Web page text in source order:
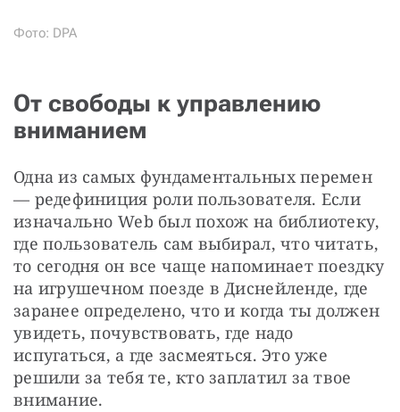
Фото: DPA
От свободы к управлению
вниманием
Одна из самых фундаментальных перемен
— редефиниция роли пользователя. Если
изначально Web был похож на библиотеку,
где пользователь сам выбирал, что читать,
то сегодня он все чаще напоминает поездку
на игрушечном поезде в Диснейленде, где
заранее определено, что и когда ты должен
увидеть, почувствовать, где надо
испугаться, а где засмеяться. Это уже
решили за тебя те, кто заплатил за твое
внимание.